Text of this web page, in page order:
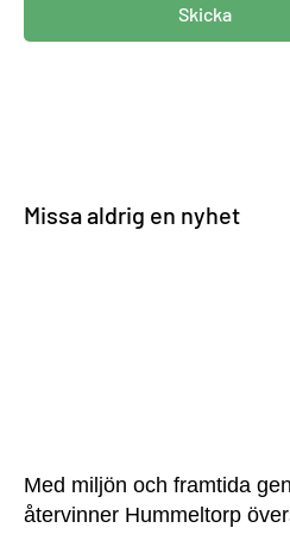
Med miljön och framtida
återvinner Hummeltorp
Missa aldrig en nyhet
Skicka